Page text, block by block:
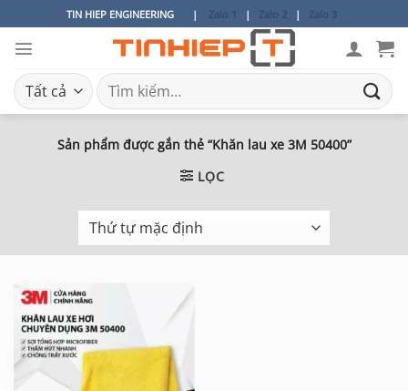
qua
nội
dung
TIN HIEP ENGINEERING | Zalo 1 | Zalo 2| Zalo 3
Tìm
kiếm:
Sản phẩm được gắn thẻ “Khăn lau xe 3M 50400”
LỌC